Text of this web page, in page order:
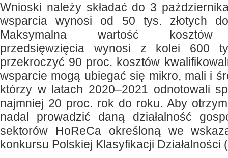
Wnioski należy składać do 3
wsparcia wynosi od 50 tys. złotych
Maksymalna wartość kosztów
przedsięwzięcia wynosi z kolei 600
przekroczyć 90 proc. kosztów
wsparcie mogą ubiegać się mikro, mali i
którzy w latach 2020–2021 odnotowali
najmniej 20 proc. rok do roku. Aby
nadal prowadzić daną działalność
sektorów HoReCa określoną we
konkursu Polskiej Klasyfikacji Działalności